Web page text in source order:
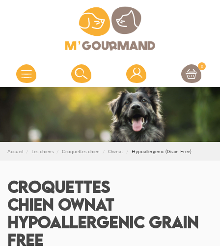
0
Accueil Les chiens Croquettes chien Ownat Hypoallergenic (Grain Free)
Croquettes
chien Ownat
Hypoallergenic Grain
Free